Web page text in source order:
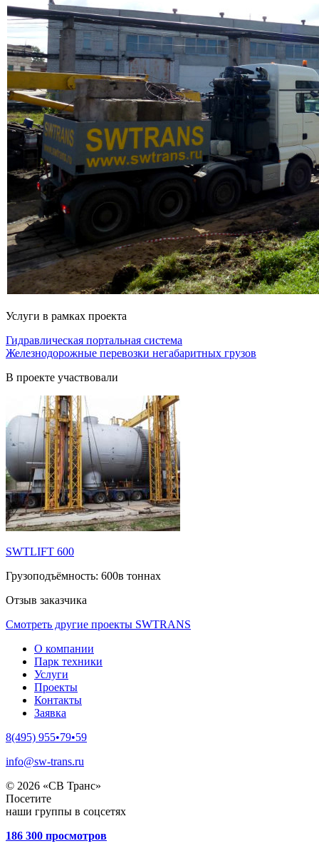
Услуги в рамках проекта
Гидравлическая портальная система
Железнодорожные перевозки негабаритных грузов
В проекте участвовали
SWTLIFT 600
Грузоподъёмность: 600в тоннах
Отзыв заказчика
Смотреть другие проекты SWTRANS
О компании
Парк техники
Услуги
Проекты
Контакты
Заявка
8(495) 955•79•59
info@sw-trans.ru
© 2026 «СВ Транс»
Посетите
наши группы в соцсетях
186 300 просмотров